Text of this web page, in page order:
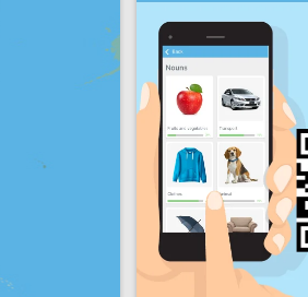
Ma
Lø
Daglige fremskridt
Månedlige fremskridt